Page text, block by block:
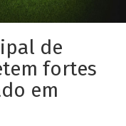
de
fortes
em